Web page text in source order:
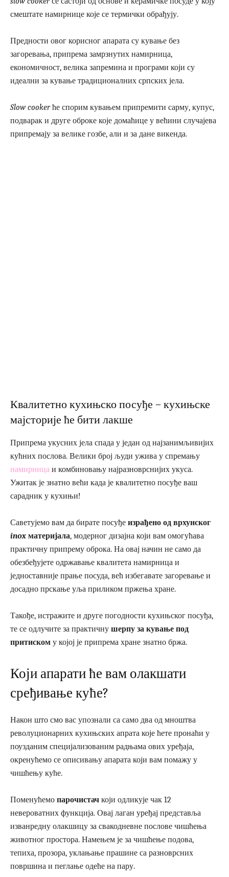
смештате намирнице које се термички обрађују.
Предности овог корисног апарата су кување без
загоревања, припрема замрзнутих намирница,
економичност, велика запремина и програми који су
идеални за кување традиционалних српских јела.
Slow cookerће спорим кувањем припремити сарму, купус,
подварак и друге оброке које домаћице у већини случајева
припремају за велике гозбе, али и за дане викенда.
Квалитетно кухињско посуђе – кухињске
мајсторије ће бити лакше
Припрема укусних јела спада у један од најзанимљивијих
кућних послова. Велики број људи ужива у спремању
намирница и комбиновању најразноврснијих укуса.
Ужитак је знатно већи када је квалитетно посуђе ваш
сарадник у кухињи!
Саветујемо вам да бирате посуђе израђено од врхунског
inox материјала, модерног дизајна који вам омогућава
практичну припрему оброка. На овај начин не само да
обезбеђујете одржавање квалитета намирница и
једноставније прање посуда, већ избегавате загоревање и
досадно прскање уља приликом пржења хране.
Такође, истражите и друге погодности кухињског посуђа,
те се одлучите за практичну шерпу за кување под
притиском у којој је припрема хране знатно бржа.
Који апарати ће вам олакшати
сређивање куће?
Након што смо вас упознали са само два од мноштва
револуционарних кухињских апрата које ћете пронаћи у
поузданим специјализованим радњама ових уређаја,
окренућемо се описивању апарата који вам помажу у
чишћењу куће.
Поменућемо парочистач који одликује чак 12
невероватних функција. Овај лаган уређај представља
изванредну олакшицу за свакодневне послове чишћења
животног простора. Намењем је за чишћење подова,
тепиха, прозора, уклањање прашине са разноврсних
површина и пеглање одеће на пару.